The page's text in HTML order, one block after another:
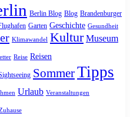
Berlin Blog Blog Brandenburger
Garten Geschichte Gesundheit
Klimawandel Kultur Museum
Reise Reisen
SommerTipps
Urlaub Veranstaltungen